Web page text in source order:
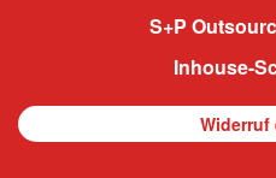
S+P
Inhouse-
Widerruf